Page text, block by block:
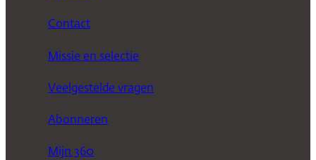
Contact
Missie en selectie
Veelgestelde vragen
Abonneren
Mijn 360